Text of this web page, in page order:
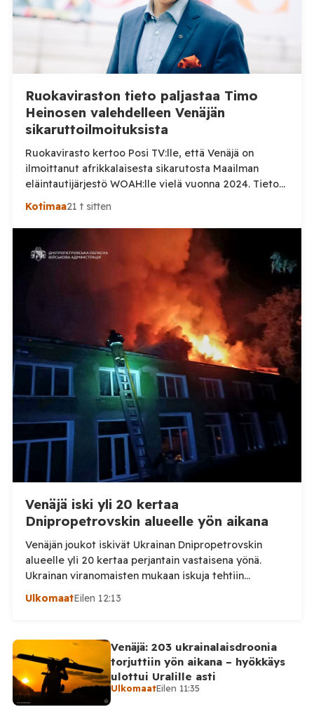
Ruokaviraston tieto paljastaa Timo
Heinosen valehdelleen Venäjän
sikaruttoilmoituksista
Ruokavirasto kertoo Posi TV:lle, että Venäjä on
ilmoittanut afrikkalaisesta sikarutosta Maailman
eläintautijärjestö WOAH:lle vielä vuonna 2024. Tieto
haastaa kokoomuksen kansanedustaja Timo Heinosen
sikaruttoilmoituksista. Suomi on puolestaan
ilmoittanut tuoreesta Virolahden tapauksesta sekä
WOAH:n kautta että suoraan Venäjän
eläinlääkintäviranomaisille. Ruokavirasto kertoi Posi
TV:lle tarkempia tietoja Suomen ensimmäisestä
afrikkalaisen sikaruton tapauksesta sekä
eläintautitietojen vaihdosta […]
Kotimaa21 t sitten
Venäjä iski yli 20 kertaa
Dnipropetrovskin alueelle yön aikana
Venäjän joukot iskivät Ukrainan Dnipropetrovskin
alueelle yli 20 kertaa perjantain vastaisena yönä.
Ukrainan viranomaisten mukaan iskuja tehtiin
drooneilla ja tykistöllä viidelle eri alueelle.
kertoi perjantaiaamuna 7. elokuuta julkaisemassaan
Telegram-päivityksessä, että Venäjän joukot
hyökkäsivät yön aikana yli 20 kertaa viidelle alueelle.
Nikopolin alueella iskuja kohdistui Nikopolin
kaupunkiin sekä […]
UlkomaatEilen 12:13
Venäjä: 203 ukrainalaisdroonia
torjuttiin yön aikana – hyökkäys
ulottui Uralille asti
UlkomaatEilen 11:35